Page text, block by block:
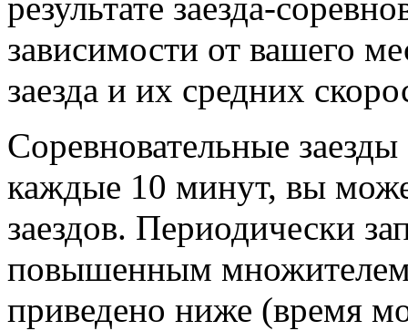
результате заезда-
зависимости от вашего
заезда и их средних
Соревновательные
каждые 10 минут, вы
заездов. Периодически
повышенным множителем
приведено ниже (время